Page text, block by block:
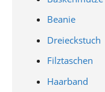
Beanie
Dreieckstuch
Filztaschen
Haarband